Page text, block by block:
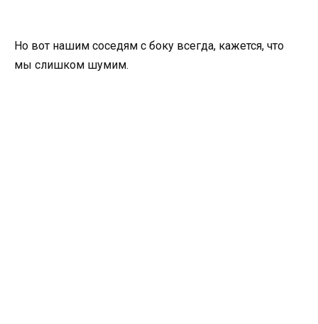
Но вот нашим соседям с боку всегда, кажется, что
мы слишком шумим.